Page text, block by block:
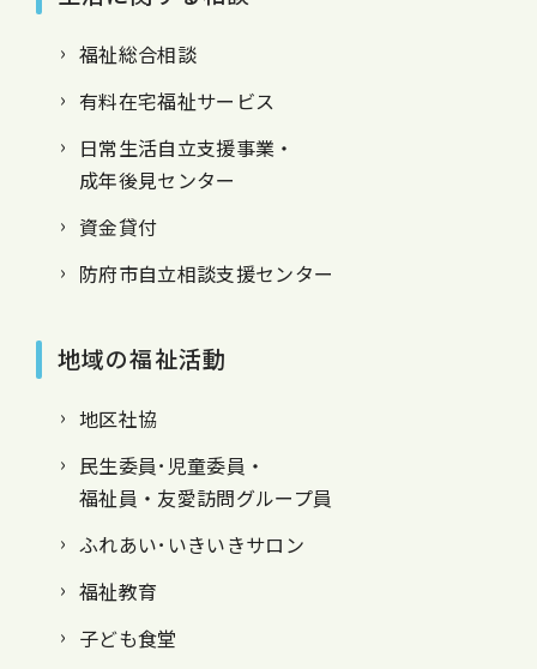
福祉総合相談
有料在宅福祉サービス
日常生活自立支援事業・
成年後見センター
資金貸付
防府市自立相談支援センター
地域の福祉活動
地区社協
民生委員･児童委員・
福祉員・友愛訪問グループ員
ふれあい･いきいきサロン
福祉教育
子ども食堂